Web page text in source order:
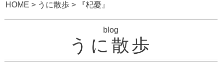
HOME > うに散歩 > 『杞憂』
blog
うに散歩